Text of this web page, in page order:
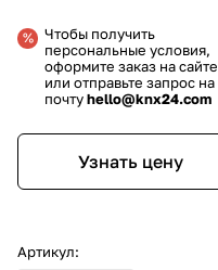
Чтобы получить
персональные условия,
оформите заказ на сайте
или отправьте запрос на
почтуhello@knx24.com
Узнать цену
Артикул: